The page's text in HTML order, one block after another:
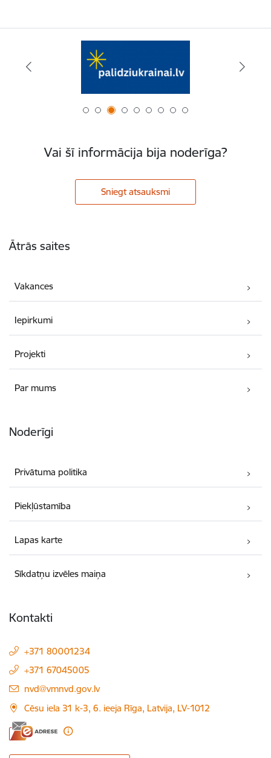
Vai šī informācija bija noderīga?
Sniegt atsauksmi
Ātrās saites
Vakances
Iepirkumi
Projekti
Par mums
Noderīgi
Privātuma politika
Piekļūstamība
Lapas karte
Sīkdatņu izvēles maiņa
Kontakti
+371 80001234
+371 67045005
E-pasts:
nvd@vmnvd.gov.lv
Cēsu iela 31 k-3, 6. ieeja Rīga, Latvija, LV-1012